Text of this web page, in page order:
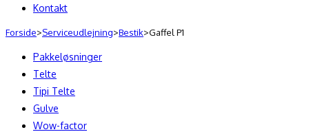
Kontakt
Forside>Serviceudlejning>Bestik>Gaffel P1
Pakkeløsninger
Telte
Tipi Telte
Gulve
Wow-factor